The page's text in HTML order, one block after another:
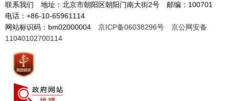
联系我们 地址：北京市朝阳区朝阳门南大街2号 邮编：100701
电话：+86-10-65961114
网站标识码：bm02000004 京ICP备06038296号
京公网安备
11040102700114